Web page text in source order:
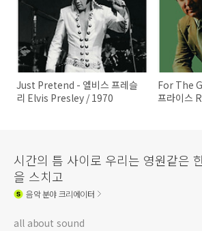
Just Pretend - 엘비스 프레슬
리 Elvis Presley / 1970
For The
프라이스
시간의 틈 사이로 우리는 영원같은
을 스치고
음악분야 크리에이터
all about sound